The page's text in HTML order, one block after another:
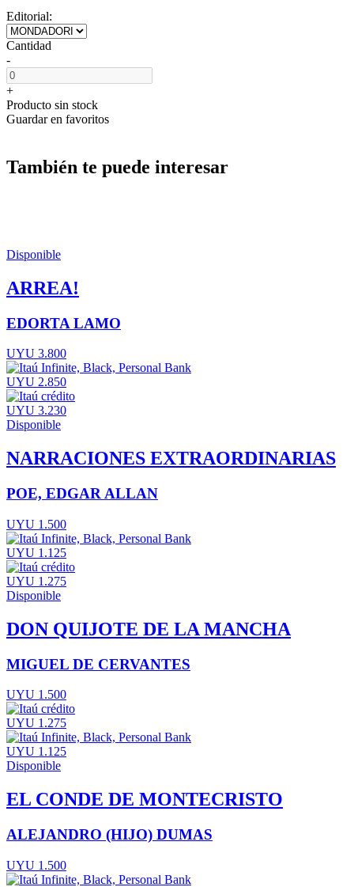
Editorial:
Cantidad
-
+
Producto sin stock
Guardar en favoritos
También te puede interesar
Disponible
ARREA!
EDORTA LAMO
UYU 3.800
UYU 2.850
UYU 3.230
Disponible
NARRACIONES EXTRAORDINARIAS
POE, EDGAR ALLAN
UYU 1.500
UYU 1.125
UYU 1.275
Disponible
DON QUIJOTE DE LA MANCHA
MIGUEL DE CERVANTES
UYU 1.500
UYU 1.275
UYU 1.125
Disponible
EL CONDE DE MONTECRISTO
ALEJANDRO (HIJO) DUMAS
UYU 1.500